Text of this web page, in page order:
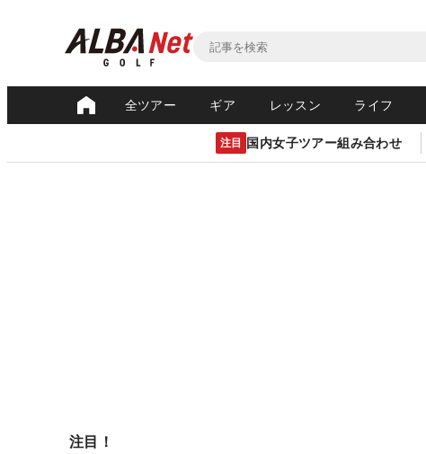
全ツアー ギア レッスン ライフ
注目 国内女子ツアー組み合わせ
注目！